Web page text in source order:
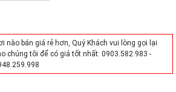
nào bán giá rẻ hơn, Quý Khách vui lòng gọi lại
chúng tôi để có giá tốt nhất: 0903.582.983 -